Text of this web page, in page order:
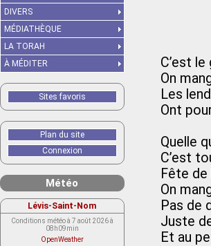
C’est
On
Les
Ont
Quelle
C’est
Fête de
On
Pas de
Juste
Et au
DIVERS
MÉDIATHÈQUE
LA TORAH
À MÉDITER
Sites favoris
Plan du site
Connexion
Météo
Lévis-Saint-Nom
Conditions météo à 7 août 2026 à
08h09min
OpenWeather